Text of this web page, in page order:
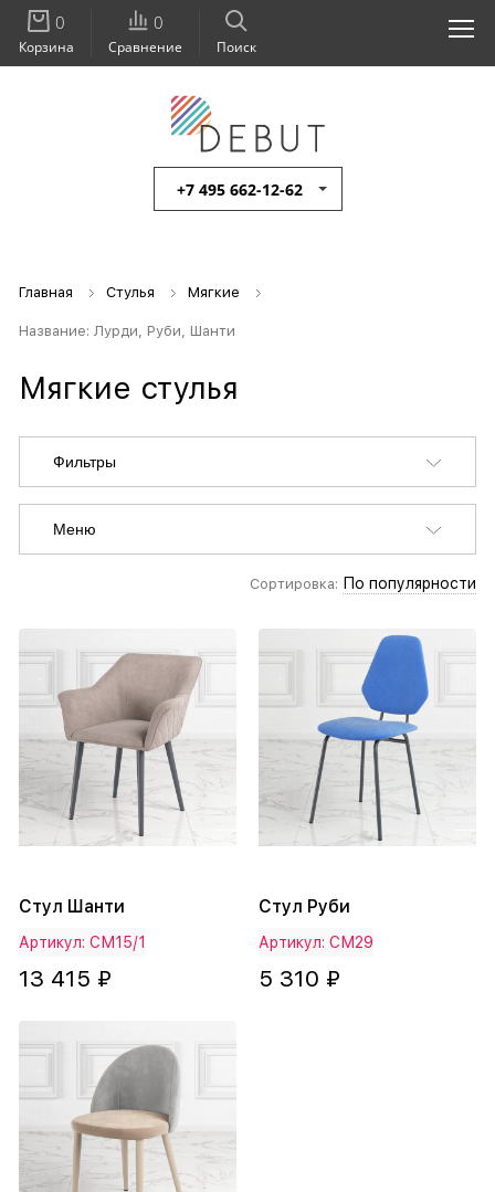
+7 495 662-12-62
Поиск
0
Сравнение
0
Корзина
Главная Стулья Мягкие
Название: Лурди, Руби, Шанти
Мягкие стулья
Фильтры
Меню
Сортировка: По популярности
Стул Шанти
Артикул: СМ15/1
13 415 ₽
Стул Руби
Артикул: СМ29
5 310 ₽